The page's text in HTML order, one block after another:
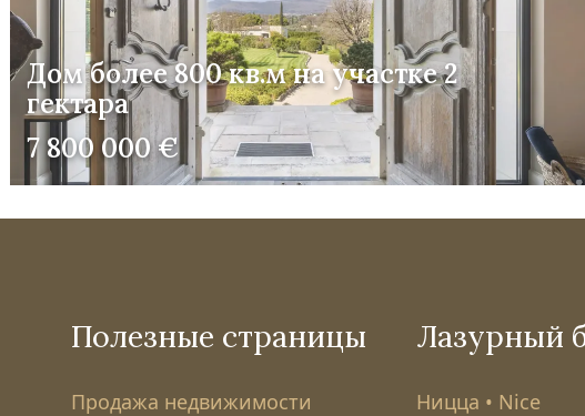
Дом более 800 кв.м на участке 2
гектара
7 800 000 €
Полезные страницы
Продажа недвижимости
Лазурный
Ницца • Nice